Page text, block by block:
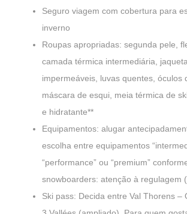
Seguro viagem com cobertura para
inverno
Roupas apropriadas: segunda pele,
camada térmica intermediária,
impermeáveis, luvas quentes, óculos
máscara de esqui, meia térmica de
e hidratante**
Equipamentos: alugar
escolha entre equipamentos
“performance” ou “premium”
snowboarders: atenção à regulagem
Ski pass: Decida entre Val Thorens –